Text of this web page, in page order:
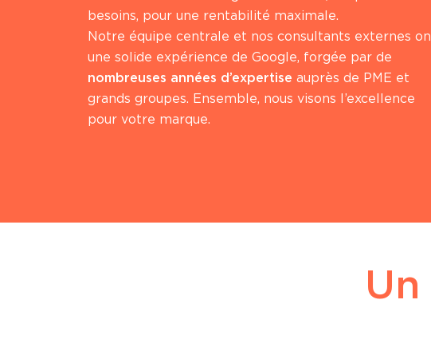
besoins, pour une rentabilité maximale.
Notre équipe centrale et nos consultants externes
une solide expérience de Google, forgée par de
nombreuses années d’expertise auprès de PME et
grands groupes. Ensemble, nous visons l’excellence
pour votre marque.